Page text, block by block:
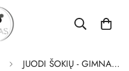
JUODI ŠOKIŲ - GIMNASTIKOS BATELIAI (ČEŠKĖS)